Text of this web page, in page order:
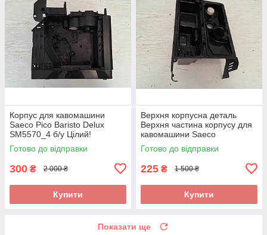
Корпус для кавомашини
Saeco Pico Baristo Delux
SM5570_4 б/у Цілий!
Готово до відправки
300 ₴ 2 000 ₴
Купити
Верхня корпусна деталь
Верхня частина корпусу для
кавомашини Saeco
PicoBaristo Delux SM5570_3
б/у Цілий!
Готово до відправки
225 ₴ 1 500 ₴
Купити
Показати ще